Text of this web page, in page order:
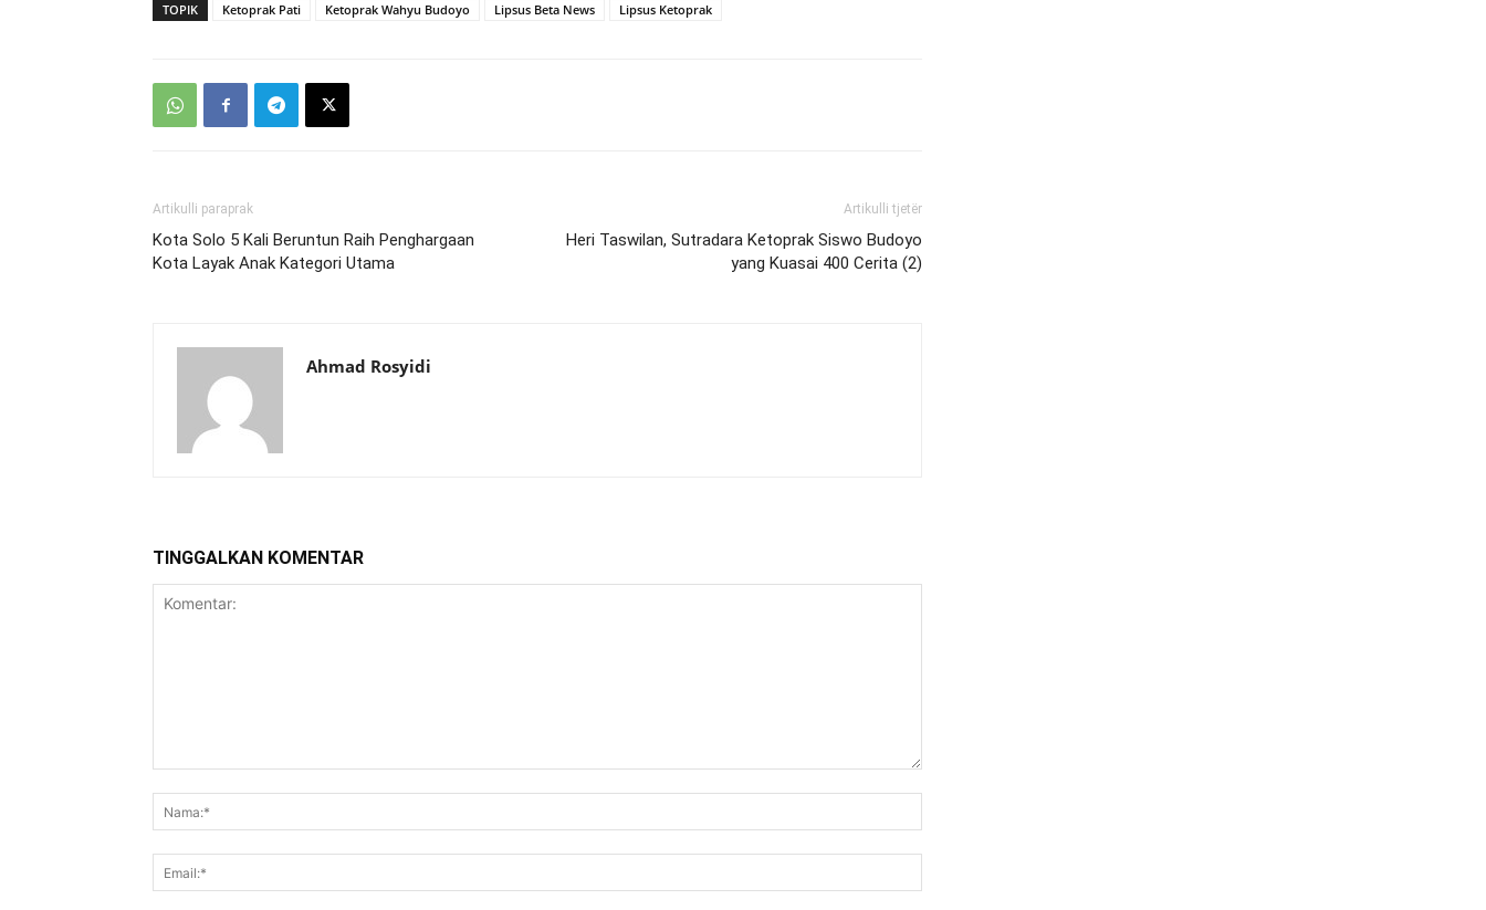
TOPIK Ketoprak Pati Ketoprak Wahyu Budoyo Lipsus Beta News Lipsus Ketoprak
Artikulli paraprak
Kota Solo 5 Kali Beruntun Raih Penghargaan
Kota Layak Anak Kategori Utama
Artikulli tjetër
Heri Taswilan, Sutradara Ketoprak Siswo Budoyo
yang Kuasai 400 Cerita (2)
Ahmad Rosyidi
TINGGALKAN KOMENTAR